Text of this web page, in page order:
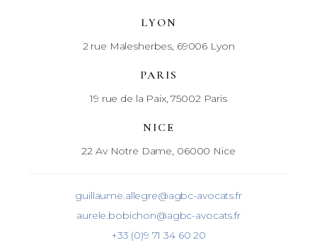
LYON
2 rue Malesherbes, 69006 Lyon
PARIS
19 rue de la Paix, 75002 Paris
NICE
22 Av Notre Dame, 06000 Nice
guillaume.allegre@agbc-avocats.fr
aurele.bobichon@agbc-avocats.fr
+33 (0)9 71 34 60 20